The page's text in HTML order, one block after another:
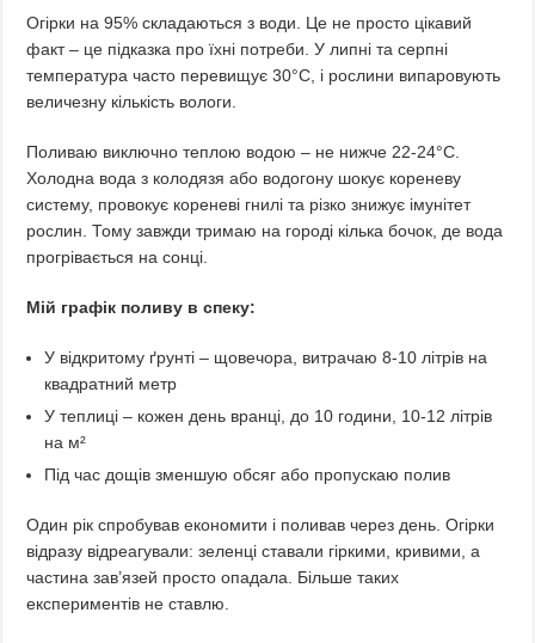
Огірки на 95% складаються з води. Це не просто цікавий
факт – це підказка про їхні потреби. У липні та серпні
температура часто перевищує 30°C, і рослини випаровують
величезну кількість вологи.
Поливаю виключно теплою водою – не нижче 22-24°C.
Холодна вода з колодязя або водогону шокує кореневу
систему, провокує кореневі гнилі та різко знижує імунітет
рослин. Тому завжди тримаю на городі кілька бочок, де вода
прогрівається на сонці.
Мій графік поливу в спеку:
У відкритому ґрунті – щовечора, витрачаю 8-10 літрів на
квадратний метр
У теплиці – кожен день вранці, до 10 години, 10-12 літрів
на м²
Під час дощів зменшую обсяг або пропускаю полив
Один рік спробував економити і поливав через день. Огірки
відразу відреагували: зеленці ставали гіркими, кривими, а
частина зав’язей просто опадала. Більше таких
експериментів не ставлю.